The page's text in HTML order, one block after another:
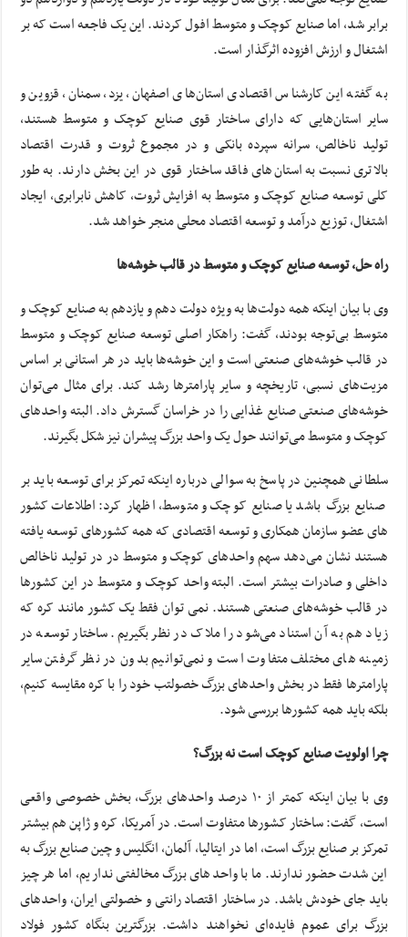
برابر شد، اما صنایع کوچک و متوسط افول کردند. این یک فاجعه است که بر
اشتغال و ارزش افزوده اثرگذار است.
به گفته این کارشناس اقتصادی استان‌های اصفهان، یزد، سمنان، قزوین و
سایر استان‌هایی که دارای ساختار قوی صنایع کوچک و متوسط هستند،
تولید ناخالص، سرانه سپرده‌ بانکی و در مجموع ثروت و قدرت اقتصاد
بالاتری نسبت به استان‌های فاقد ساختار قوی در این بخش دارند. به طور
کلی توسعه صنایع کوچک و متوسط به افزایش ثروت، کاهش نابرابری، ایجاد
اشتغال، توزیع درآمد و توسعه اقتصاد محلی منجر خواهد شد.
راه حل، توسعه صنایع کوچک و متوسط در قالب خوشه‌ها
وی با بیان اینکه همه دولت‌ها به ویژه دولت دهم و یازدهم به صنایع کوچک و
متوسط بی‌توجه بودند، گفت: راهکار اصلی توسعه صنایع کوچک و متوسط
در قالب خوشه‌های صنعتی است و این خوشه‌ها باید در هر استانی بر اساس
مزیت‌های نسبی، تاریخچه و سایر پارامترها رشد کند. برای مثال می‌توان
خوشه‌های صنعتی صنایع غذایی را در خراسان گسترش داد. البته واحدهای
کوچک و متوسط می‌توانند حول یک واحد بزرگ پیشران نیز شکل بگیرند.
سلطانی همچنین در پاسخ به سوالی درباره اینکه تمرکز برای توسعه باید بر
صنایع بزرگ باشد یا صنایع کوچک و متوسط، اظهار کرد: اطلاعات کشور
های عضو سازمان همکاری و توسعه اقتصادی که همه کشورهای توسعه یافته
هستند نشان می‌دهد سهم واحدهای کوچک و متوسط در در تولید ناخالص
داخلی و صادرات بیشتر است. البته واحد کوچک و متوسط در این کشورها
در قالب خوشه‌های صنعتی هستند. نمی توان فقط یک کشور مانند کره که
زیاد هم به آن استناد می‌شود را ملاک در نظر بگیریم. ساختار توسعه در
زمینه های مختلف متفاوت است و نمی‌توانیم بدون در نظر گرفتن سایر
پارامترها فقط در بخش واحدهای بزرگ خصولتب خود را با کره مقایسه کنیم،
بلکه باید همه کشورها بررسی شود.
چرا اولویت صنایع کوچک است نه بزرگ؟
وی با بیان اینکه کمتر از ۱۰ درصد واحدهای بزرگ، بخش خصوصی واقعی
است، گفت: ساختار کشورها متفاوت است. در آمریکا، کره و ژاپن هم بیشتر
تمرکز بر صنایع بزرگ است، اما در ایتالیا، آلمان، انگلیس و چین صنایع بزرگ به
این شدت حضور ندارند. ما با واحدهای بزرگ مخالفتی نداریم، اما هر چیز
باید جای خودش باشد. در ساختار اقتصاد رانتی و خصولتی ایران، واحدهای
بزرگ برای عموم فایده‌ای نخواهند داشت. بزرگترین بنگاه کشور فولاد